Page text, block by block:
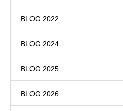
BLOG 2022
BLOG 2024
BLOG 2025
BLOG 2026